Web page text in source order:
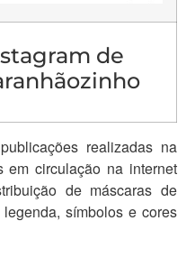
de
realizadas na
em circulação na internet
de máscaras de
legenda, símbolos e cores